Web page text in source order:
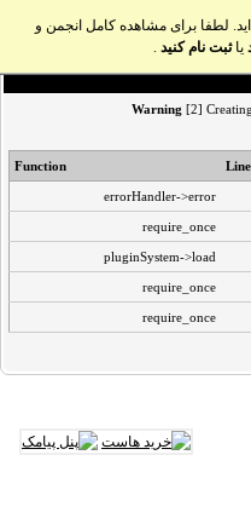
لطفا برای مشاهده کامل انجمن و
یاثبت نام کنید .
Warning [2]
Line
Function
errorHandler->error
require_once
pluginSystem->load
require_once
require_once